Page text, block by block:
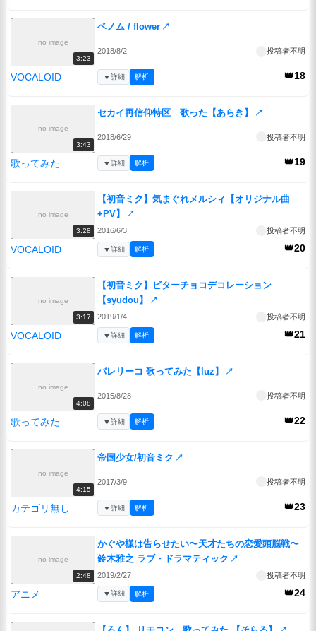
no image
3:23
ベノム / flower ↗
2018/8/2 投稿者不明
VOCALOID 👑18
▼詳細 解析
no image
3:43
セカイ再信仰特区 歌った【あらき】 ↗
2018/6/29 投稿者不明
歌ってみた 👑19
▼詳細 解析
no image
3:28
【初音ミク】気まぐれメルシィ【オリジナル曲
+PV】
↗
2016/6/3 投稿者不明
VOCALOID 👑20
▼詳細 解析
no image
3:17
【初音ミク】ビターチョコデコレーション
【syudou】
↗
2019/1/4 投稿者不明
VOCALOID 👑21
▼詳細 解析
no image
4:08
バレリーコ 歌ってみた【luz】 ↗
2015/8/28 投稿者不明
歌ってみた 👑22
▼詳細 解析
no image
4:15
帝国少女/初音ミク ↗
2017/3/9 投稿者不明
カテゴリ無し 👑23
▼詳細 解析
no image
2:48
かぐや様は告らせたい〜天才たちの恋愛頭脳戦〜
鈴木雅之 ラブ・ドラマティック ↗
2019/2/27 投稿者不明
アニメ 👑24
▼詳細 解析